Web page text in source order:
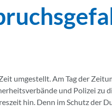
umgestellt. Am Tag der
und Polizei zu
hin. Denn im Schutz der